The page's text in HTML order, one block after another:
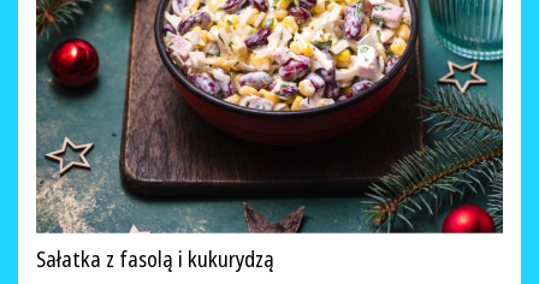
Sałatka z fasolą i kukurydzą